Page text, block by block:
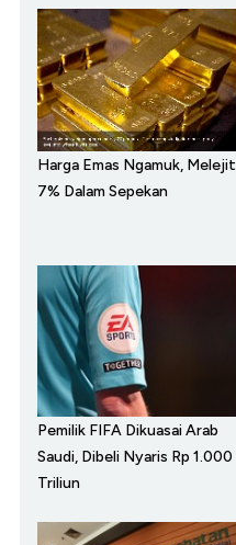
Harga Emas Ngamuk, Melejit
7% Dalam Sepekan
Pemilik FIFA Dikuasai Arab
Saudi, Dibeli Nyaris Rp 1.000
Triliun